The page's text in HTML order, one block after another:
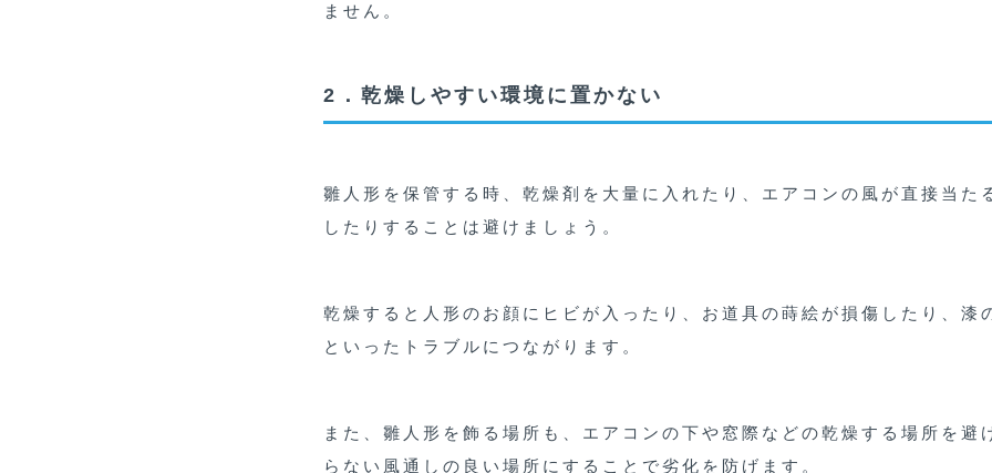
ません。
2．乾燥しやすい環境に置かない
雛人形を保管する時、乾燥剤を大量に入れたり、エアコンの風が直接当た
したりすることは避けましょう。
乾燥すると人形のお顔にヒビが入ったり、お道具の蒔絵が損傷したり、漆
といったトラブルにつながります。
また、雛人形を飾る場所も、エアコンの下や窓際などの乾燥する場所を避
らない風通しの良い場所にすることで劣化を防げます。